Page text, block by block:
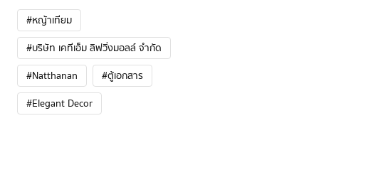
#หญ้าเทียม
#บริษัท เคทีเอ็ม ลิฟวิ่งมอลล์ จำกัด
#Natthanan
#ตู้เอกสาร
#Elegant Decor